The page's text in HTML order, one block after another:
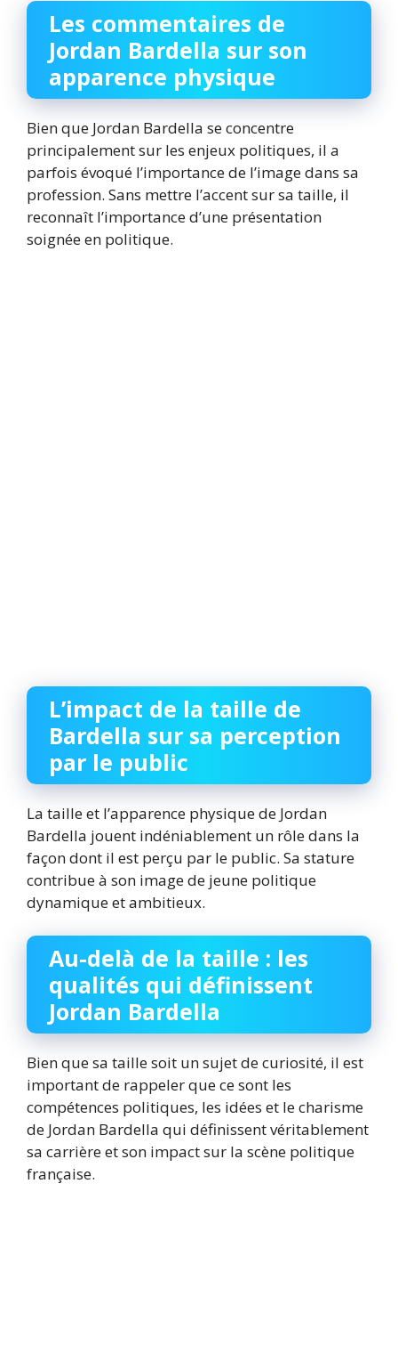
Les commentaires de
Jordan Bardella sur son
apparence physique
Bien que Jordan Bardella se concentre
principalement sur les enjeux politiques, il a
parfois évoqué l’importance de l’image dans sa
profession. Sans mettre l’accent sur sa taille, il
reconnaît l’importance d’une présentation
soignée en politique.
L’impact de la taille de
Bardella sur sa perception
par le public
La taille et l’apparence physique de Jordan
Bardella jouent indéniablement un rôle dans la
façon dont il est perçu par le public. Sa stature
contribue à son image de jeune politique
dynamique et ambitieux.
Au-delà de la taille : les
qualités qui définissent
Jordan Bardella
Bien que sa taille soit un sujet de curiosité, il est
important de rappeler que ce sont les
compétences politiques, les idées et le charisme
de Jordan Bardella qui définissent véritablement
sa carrière et son impact sur la scène politique
française.